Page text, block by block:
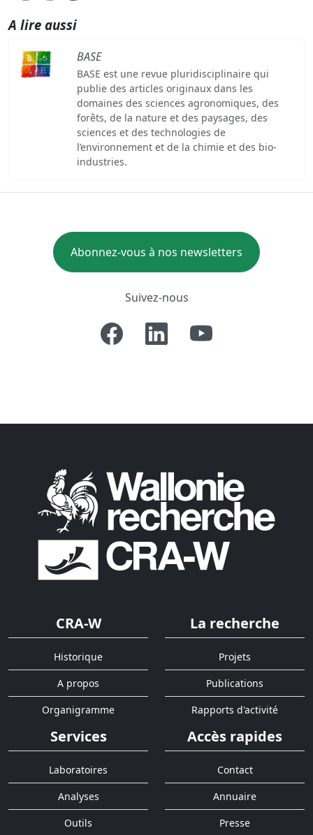
A lire aussi
BASE
BASE est une revue pluridisciplinaire qui
publie des articles originaux dans les
domaines des sciences agronomiques, des
forêts, de la nature et des paysages, des
sciences et des technologies de
l’environnement et de la chimie et des bio-
industries.
Abonnez-vous à nos newsletters
Suivez-nous
CRA-W
Historique
A propos
Organigramme
La recherche
Projets
Publications
Rapports d'activité
Services
Laboratoires
Analyses
Outils
Accès rapides
Contact
Annuaire
Presse